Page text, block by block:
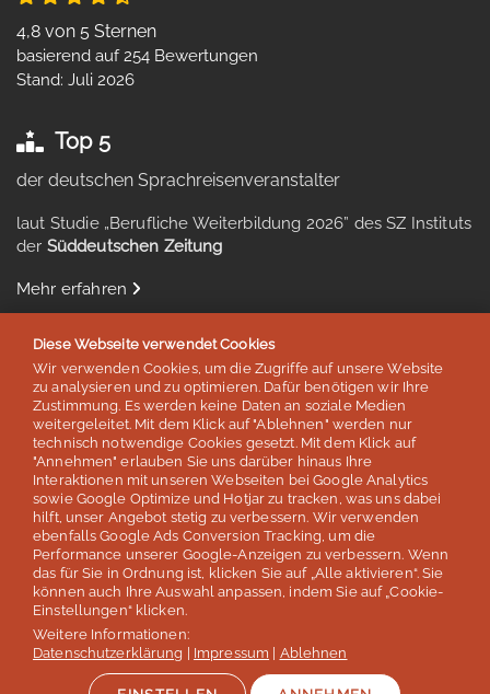
4,8 von 5 Sternen
basierend auf 254 Bewertungen
Stand: Juli 2026
Top 5
der deutschen Sprachreisenveranstalter
laut Studie „Berufliche Weiterbildung 2026” des SZ Instituts
der Süddeutschen Zeitung
Mehr erfahren
Auszeichnungen & Mitgliedschaften
© lernen & helfen Sprachreisen - Inh. Silvia Schröder
Impressum
Datenschutz AGB / Reisebedingungen
Diese Webseite verwendet Cookies
Wir verwenden Cookies, um die Zugriffe auf unsere Website
zu analysieren und zu optimieren. Dafür benötigen wir Ihre
Zustimmung. Es werden keine Daten an soziale Medien
weitergeleitet. Mit dem Klick auf "Ablehnen" werden nur
technisch notwendige Cookies gesetzt. Mit dem Klick auf
"Annehmen" erlauben Sie uns darüber hinaus Ihre
Interaktionen mit unseren Webseiten bei Google Analytics
sowie Google Optimize und Hotjar zu tracken, was uns dabei
hilft, unser Angebot stetig zu verbessern. Wir verwenden
ebenfalls Google Ads Conversion Tracking, um die
Performance unserer Google-Anzeigen zu verbessern. Wenn
das für Sie in Ordnung ist, klicken Sie auf „Alle aktivieren“. Sie
können auch Ihre Auswahl anpassen, indem Sie auf „Cookie-
Einstellungen“ klicken.
Weitere Informationen:
Datenschutzerklärung
Impressum Ablehnen